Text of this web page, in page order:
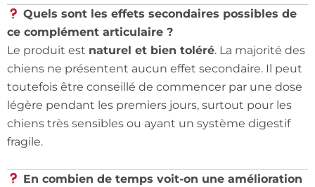
Quels sont les effets secondaires possibles de
ce complément articulaire ?
Le produit est naturel et bien toléré. La majorité des
chiens ne présentent aucun effet secondaire. Il peut
toutefois être conseillé de commencer par une dose
légère pendant les premiers jours, surtout pour les
chiens très sensibles ou ayant un système digestif
fragile.
En combien de temps voit-on une amélioration